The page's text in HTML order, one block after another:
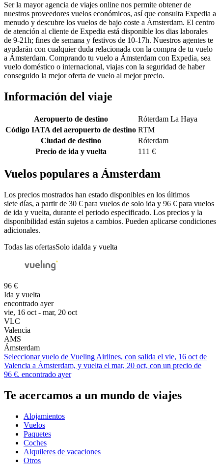
Ser la mayor agencia de viajes online nos permite obtener de
nuestros proveedores vuelos económicos, así que consulta Expedia a
menudo y descubre los vuelos de bajo coste a Ámsterdam. El centro
de atención al cliente de Expedia está disponible los dias laborales
de 9-21h; fines de semana y festivos de 10-17h. Nuestros agentes te
ayudarán con cualquier duda relacionada con la compra de tu vuelo
a Ámsterdam. Comprando tu vuelo a Ámsterdam con Expedia, sea
vuelo doméstico o internacional, viajas con la seguridad de haber
conseguido la mejor oferta de vuelo al mejor precio.
Información del viaje
Aeropuerto de destino
Róterdam La Haya
Código IATA del aeropuerto de destino RTM
Ciudad de destino
Róterdam
Precio de ida y vuelta
111 €
Vuelos populares a Ámsterdam
Los precios mostrados han estado disponibles en los últimos
siete días, a partir de 30 € para vuelos de solo ida y 96 € para vuelos
de ida y vuelta, durante el periodo especificado. Los precios y la
disponibilidad están sujetos a cambios. Pueden aplicarse condiciones
adicionales.
Todas las ofertasSolo idaIda y vuelta
96 €
Ida y vuelta
encontrado ayer
vie, 16 oct - mar, 20 oct
VLC
Valencia
AMS
Ámsterdam
Seleccionar vuelo de Vueling Airlines, con salida el vie, 16 oct de
Valencia a Ámsterdam, y vuelta el mar, 20 oct, con un precio de
96 €. encontrado ayer
Te acercamos a un mundo de viajes
Alojamientos
Vuelos
Paquetes
Coches
Alquileres de vacaciones
Otros